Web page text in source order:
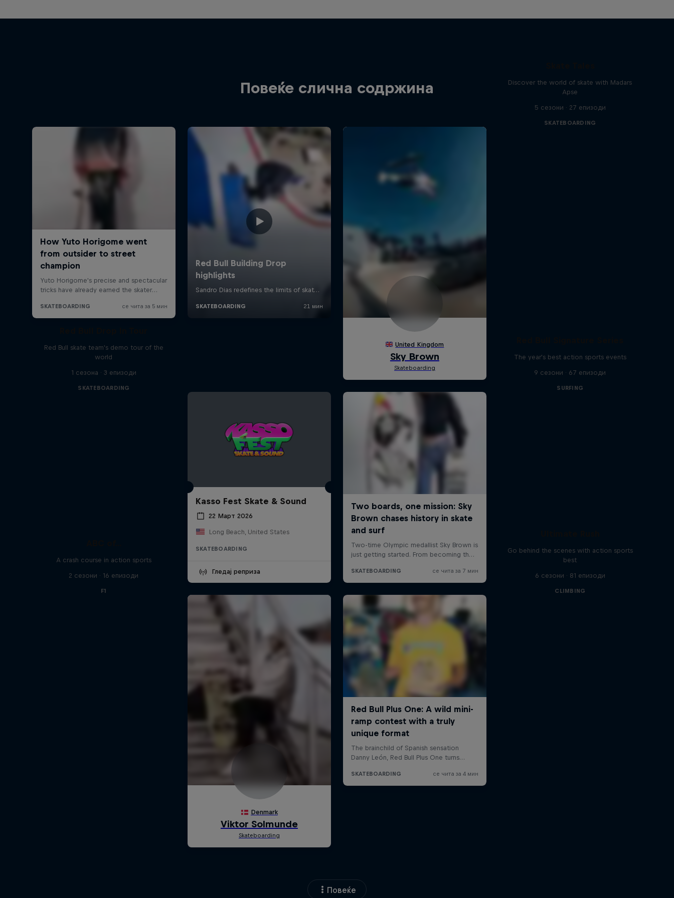
Повеќе слична содржина
Discover the world of skate with Madars
Apse
5 сезони · 27 епизоди
SKATEBOARDING
Red Bull skate team's demo tour of the
world
1 сезона · 3 епизоди
SKATEBOARDING
Kasso Fest Skate & Sound
22 Март 2026
Long Beach, United States
SKATEBOARDING
Гледај реприза
The year's best action sports events
9 сезони · 67 епизоди
SURFING
A crash course in action sports
2 сезони · 16 епизоди
F1
Go behind the scenes with action sports
best
6 сезони · 81 епизоди
CLIMBING
Повеќе